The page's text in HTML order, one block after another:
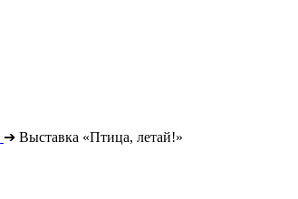
➔ Выставка «Птица, летай!»